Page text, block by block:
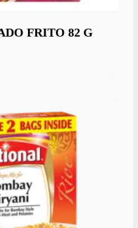
FRITO 82 G